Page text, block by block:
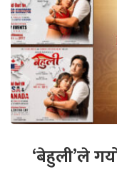
‘बेहुली’ले